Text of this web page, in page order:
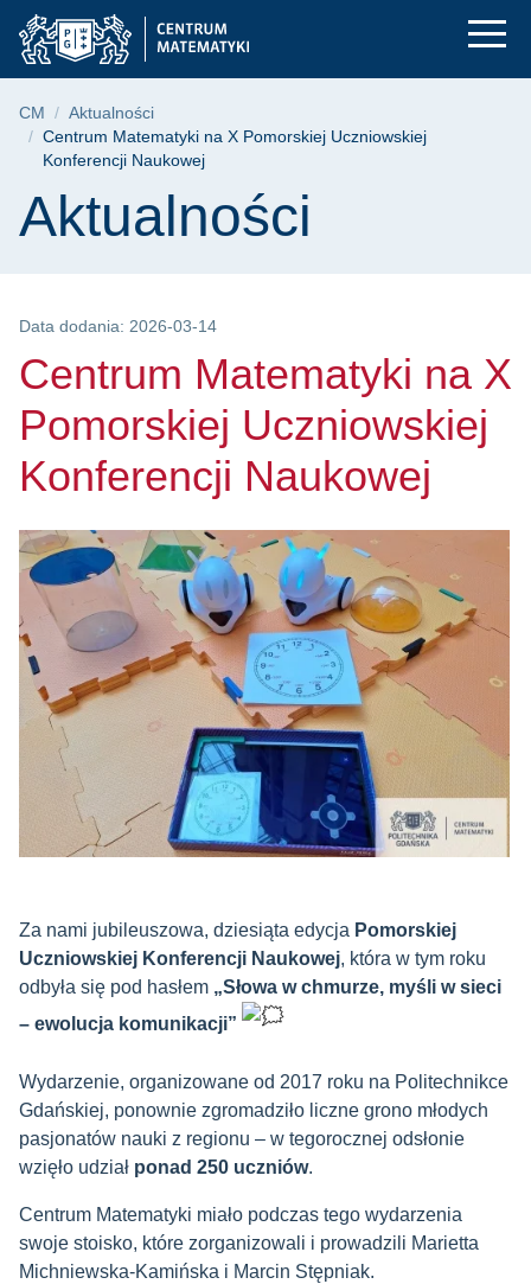
Przejdź
do
menu
Przejdź
do
wyszukiwarki
Przejdź
do
treści
Centrum
Ścieżka nawigacyjna
CM
Aktualności
Centrum Matematyki na X Pomorskiej Uczniowskiej
Konferencji Naukowej
Treść strony
Aktualności
Data dodania: 2026-03-14
Centrum Matematyki na X
Pomorskiej Uczniowskiej
Konferencji Naukowej
Za nami jubileuszowa, dziesiąta edycja Pomorskiej
Uczniowskiej Konferencji Naukowej, która w tym roku
odbyła się pod hasłem „Słowa w chmurze, myśli w sieci
– ewolucja komunikacji”
Wydarzenie, organizowane od 2017 roku na Politechnikce
Gdańskiej, ponownie zgromadziło liczne grono młodych
pasjonatów nauki z regionu – w tegorocznej odsłonie
wzięło udział ponad 250 uczniów.
Centrum Matematyki miało podczas tego wydarzenia
swoje stoisko, które zorganizowali i prowadzili Marietta
Michniewska-Kamińska i Marcin Stępniak.